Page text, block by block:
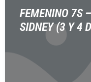
FEMENINO 7S
SIDNEY (3 Y 4